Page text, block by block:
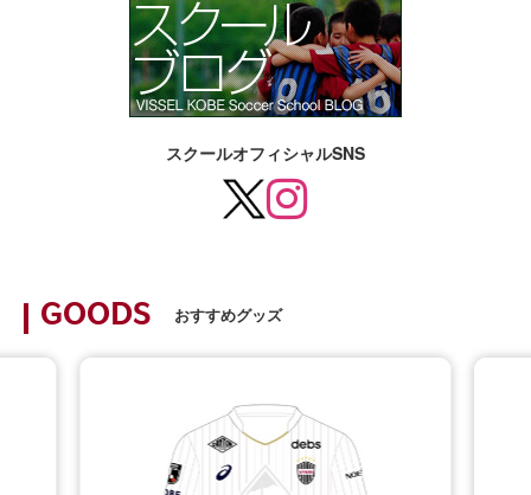
スクールオフィシャルSNS
GOODS おすすめグッズ